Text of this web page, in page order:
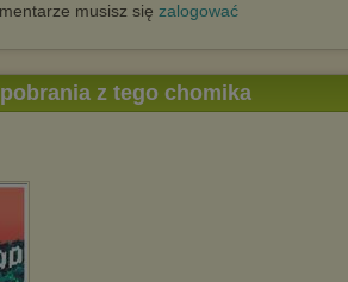
musisz się zalogować
z tego chomika